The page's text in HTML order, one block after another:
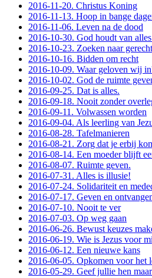
2016-11-20. Christus Koning
2016-11-13. Hoop in bange
2016-11-06. Leven na de dood
2016-10-30. God houdt van
2016-10-23. Zoeken naar
2016-10-16. Bidden om recht
2016-10-09. Waar geloven wij
2016-10-02. God de ruimte
2016-09-25. Dat is alles.
2016-09-18. Nooit zonder
2016-09-11. Volwassen worden
2016-09-04. Als leerling van
2016-08-28. Tafelmanieren
2016-08-21. Zorg dat je erbij
2016-08-14. Een moeder blijft
2016-08-07. Ruimte geven.
2016-07-31. Alles is illusie!
2016-07-24. Solidariteit en
2016-07-17. Geven en
2016-07-10. Nooit te ver
2016-07-03. Op weg gaan
2016-06-26. Bewust keuzes
2016-06-19. Wie is Jezus voor
2016-06-12. Een nieuwe kans
2016-06-05. Opkomen voor het
2016-05-29. Geef jullie hen